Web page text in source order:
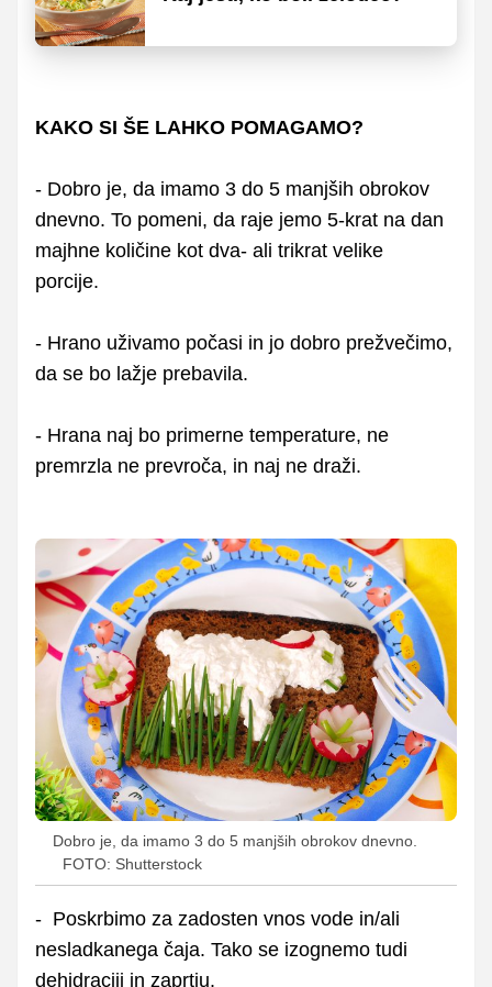
KAKO SI ŠE LAHKO POMAGAMO?
- Dobro je, da imamo 3 do 5 manjših obrokov
dnevno. To pomeni, da raje jemo 5-krat na dan
majhne količine kot dva- ali trikrat velike
porcije.
- Hrano uživamo počasi in jo dobro prežvečimo,
da se bo lažje prebavila.
- Hrana naj bo primerne temperature, ne
premrzla ne prevroča, in naj ne draži.
Dobro je, da imamo 3 do 5 manjših obrokov dnevno.
FOTO: Shutterstock
- Poskrbimo za zadosten vnos vode in/ali
nesladkanega čaja. Tako se izognemo tudi
dehidraciji in zaprtju.